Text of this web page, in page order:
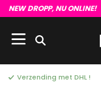
NEW DROPP, NU ONLINE!
Verzending met DHL !